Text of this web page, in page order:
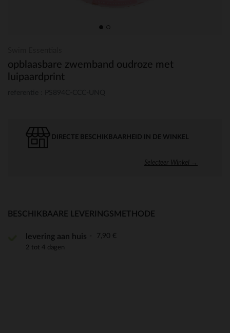
opblaasbare zwemband oudroze met
luipaardprint
DIRECTE BESCHIKBAARHEID IN DE WINKEL
Selecteer Winkel →
BESCHIKBAARE LEVERINGSMETHODE
levering aan huis 7,90 €
2 tot 4 dagen